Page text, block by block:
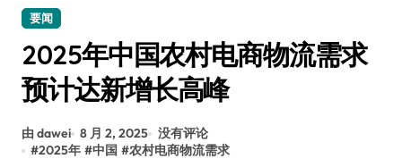
要闻
2025年中国农村电商物流需求
预计达新增长高峰
由 dawei 8 月 2, 2025 没有评论
#2025年 #中国 #农村电商物流需求